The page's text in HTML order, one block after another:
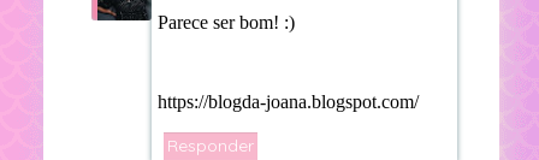
Parece ser bom! :)
https://blogda-joana.blogspot.com/
Responder